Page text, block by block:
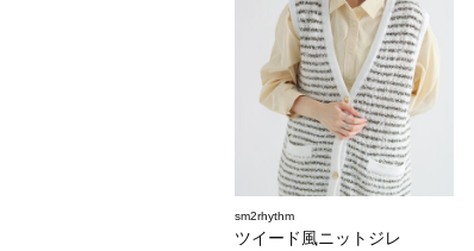
sm2rhythm
ツイード風ニットジレ